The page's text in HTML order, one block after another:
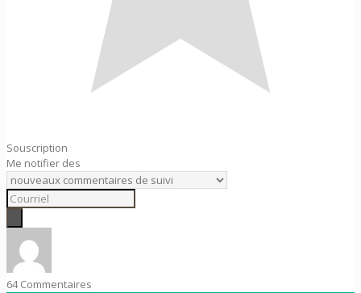
Souscription
Me notifier des
64Commentaires